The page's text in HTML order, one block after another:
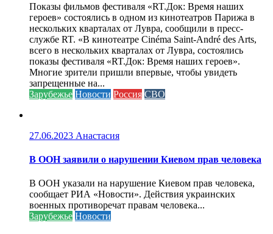
Показы фильмов фестиваля «RT.Док: Время наших
героев» состоялись в одном из кинотеатров Парижа в
нескольких кварталах от Лувра, сообщили в пресс-
службе RT. «В кинотеатре Cinéma Saint-André des Arts,
всего в нескольких кварталах от Лувра, состоялись
показы фестиваля «RT.Док: Время наших героев».
Многие зрители пришли впервые, чтобы увидеть
запрещенные на...
Зарубежье Новости Россия СВО
27.06.2023 Анастасия
В ООН заявили о нарушении Киевом прав человека
В ООН указали на нарушение Киевом прав человека,
сообщает РИА «Новости». Действия украинских
военных противоречат правам человека...
Зарубежье Новости